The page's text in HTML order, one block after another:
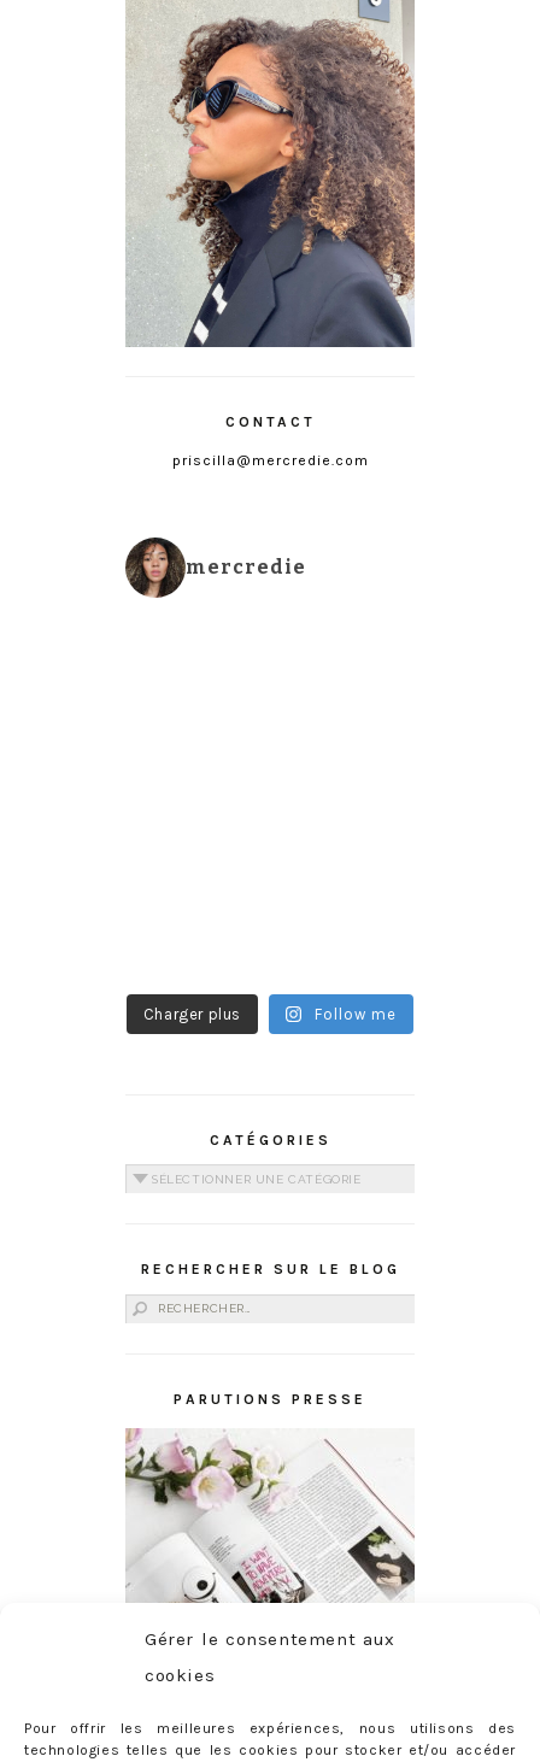
Gérer le consentement aux
cookies
Pour offrir les meilleures expériences, nous utilisons des
technologies telles que les cookies pour stocker et/ou accéder
CONTACT
priscilla@mercredie.com
mercredie
Charger plus Follow me
CATÉGORIES
Catégories
RECHERCHER SUR LE BLOG
Rechercher :
PARUTIONS PRESSE